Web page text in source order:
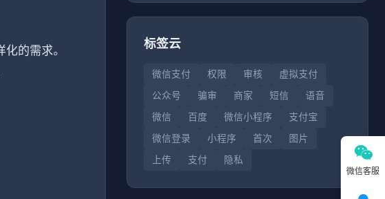
的需求。
标签云
微信支付 权限 审核
虚拟支付
公众号
骗审 商家 短信
语音
微信
百度 微信小程序
支付宝
微信登录
小程序 首次
图片
上传
支付 隐私
微信客服